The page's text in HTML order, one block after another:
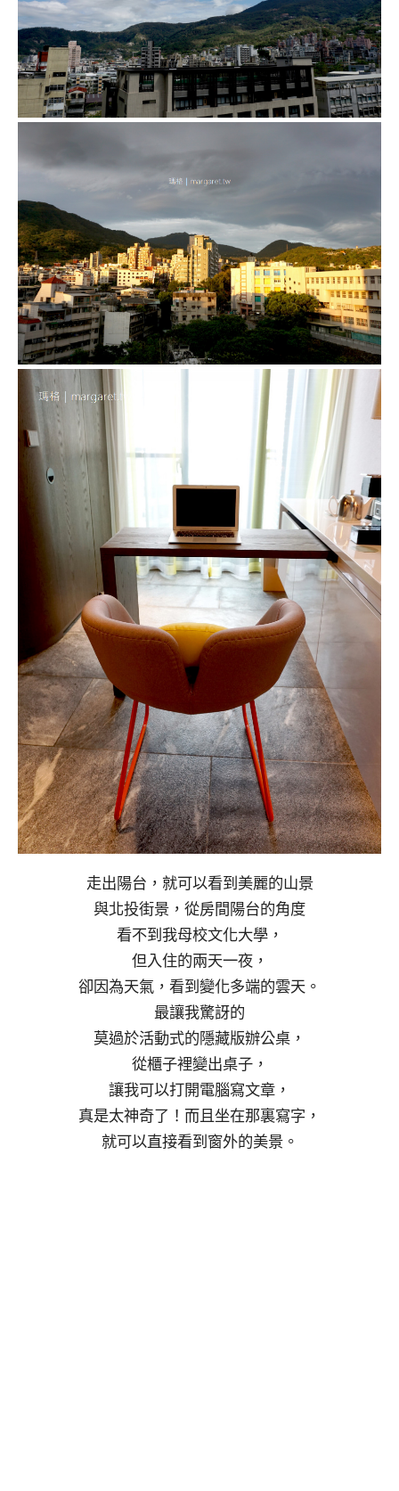
走出陽台，就可以看到美麗的山景
與北投街景，從房間陽台的角度
看不到我母校文化大學，
但入住的兩天一夜，
卻因為天氣，看到變化多端的雲天。
最讓我驚訝的
莫過於活動式的隱藏版辦公桌，
從櫃子裡變出桌子，
讓我可以打開電腦寫文章，
真是太神奇了！而且坐在那裏寫字，
就可以直接看到窗外的美景。